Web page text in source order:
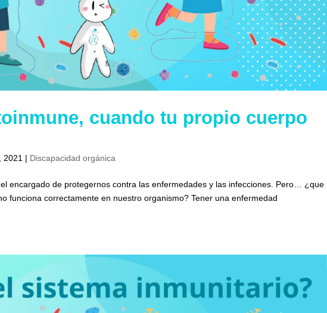
cuando tu propio cuerpo
2021 | Discapacidad orgánica
encargado de protegernos contra las enfermedades y las infecciones. Pero… ¿que
funciona correctamente en nuestro organismo? Tener una enfermedad